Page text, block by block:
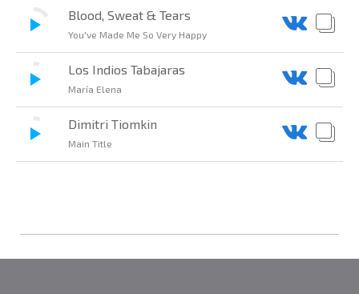
Blood, Sweat & Tears
You've Made Me So Very Happy
Los Indios Tabajaras
María Elena
Dimitri Tiomkin
Main Title